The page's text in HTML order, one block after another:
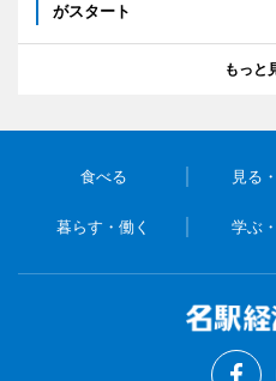
がスタート
もっと
食べる 見る
暮らす・働く 学ぶ